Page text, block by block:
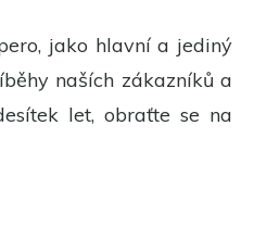
jako hlavní a jediný
naších zákazníků a
let, obraťte se na